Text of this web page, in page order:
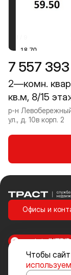
7 557
2—комн.
кв.м, 8/15
р-н
ул., д. 10в корп. 2
Чтобы
Траст | Служба
Офисы и
Стоимость
включенных в
made inINTRID